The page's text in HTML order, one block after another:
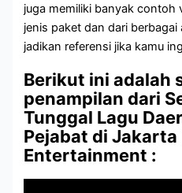
juga memiliki banyak contoh
jenis paket dan dari
jadikan referensi jika kamu
Berikut ini adalah
penampilan dari
Tunggal Lagu
Pejabat di Jakarta
Entertainment :